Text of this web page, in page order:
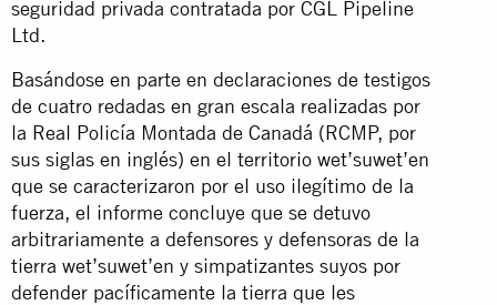
seguridad privada contratada por CGL Pipeline
Ltd.
Basándose en parte en declaraciones de testigos
de cuatro redadas en gran escala realizadas por
la Real Policía Montada de Canadá (RCMP, por
sus siglas en inglés) en el territorio wet’suwet’en
que se caracterizaron por el uso ilegítimo de la
fuerza, el informe concluye que se detuvo
arbitrariamente a defensores y defensoras de la
tierra wet’suwet’en y simpatizantes suyos por
defender pacíficamente la tierra que les